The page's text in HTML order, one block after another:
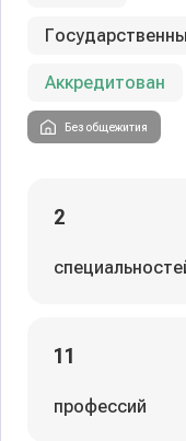
Аккредитован
Без общежития
2
11
профессий